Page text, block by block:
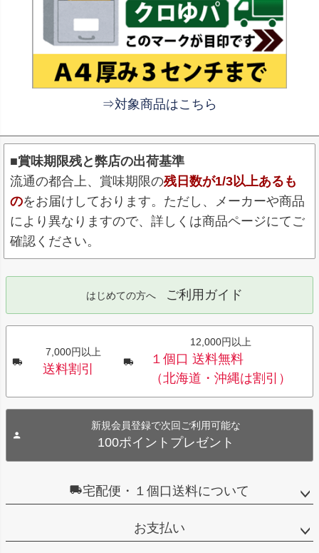
⇒対象商品はこちら
■賞味期限残と弊店の出荷基準
流通の都合上、賞味期限の残日数が1/3以上あるも
のをお届けしております。ただし、メーカーや商品
により異なりますので、詳しくは商品ページにてご
確認ください。
はじめての方へ ご利用ガイド
7,000円以上
送料割引
12,000円以上
１個口 送料無料
（北海道・沖縄は割引）
新規会員登録で次回ご利用可能な
100ポイントプレゼント
宅配便・１個口送料について
お支払い